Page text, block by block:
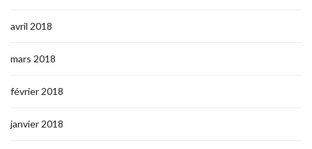
avril 2018
mars 2018
février 2018
janvier 2018